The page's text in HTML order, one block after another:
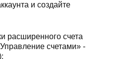
и создайте
расширенного счета
счетами» -